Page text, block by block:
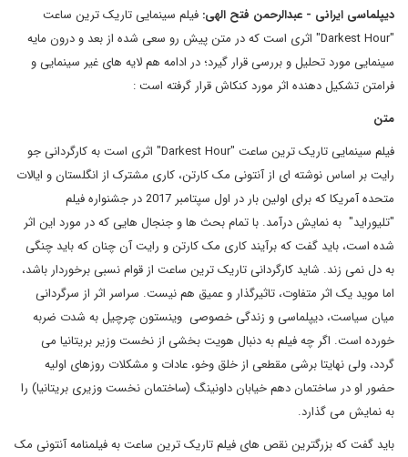
دیپلماسی ایرانی - عبدالرحمن فتح الهی: فیلم سینمایی تاریک ترین ساعت
"
Darkest Hour" اثری است که در متن پیش رو سعی شده از بعد و درون مایه
سینمایی مورد تحلیل و بررسی قرار گیرد؛ در ادامه هم لایه های غیر سینمایی و
فرامتن تشکیل دهنده اثر مورد کنکاش قرار گرفته است :
متن
فیلم سینمایی تاریک ترین ساعت "Darkest Hour" اثری است به کارگردانی جو
رایت بر اساس نوشته ای از آنتونی مک کارتن، کاری مشترک از انگلستان و ایالات
متحده آمریکا که برای اولین بار در اول سپتامبر 2017 در جشنواره فیلم
"تلیوراید" به نمایش درآمد. با تمام بحث ها و جنجال هایی که در مورد این اثر
شده است، باید گفت که برآیند کاری مک کارتن و رایت آن چنان که باید چنگی
به دل نمی زند. شاید کارگردانی تاریک ترین ساعت از قوام نسبی برخوردار باشد،
اما موید یک اثر متفاوت، تاثیرگذار و عمیق هم نیست. سراسر اثر از سرگردانی
میان سیاست، دیپلماسی و زندگی خصوصی وینستون چرچیل به شدت ضربه
خورده است. اگر چه فیلم به دنبال هویت بخشی از نخست وزیر بریتانیا می
گردد، ولی نهایتا برشی مقطعی از خلق وخو، عادات و مشکلات روزهای اولیه
حضور او در ساختمان دهم خیابان داونینگ (ساختمان نخست وزیری بریتانیا) را
به نمایش می گذارد.
باید گفت که بزرگترین نقص های فیلم تاریک ترین ساعت به فیلمنامه آنتونی مک